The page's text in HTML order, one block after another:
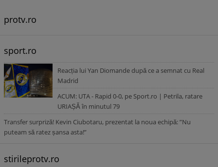
protv.ro
sport.ro
Reacția lui Yan Diomande după ce a semnat cu Real
Madrid
ACUM: UTA - Rapid 0-0, pe Sport.ro | Petrila, ratare
URIAȘĂ în minutul 79
Transfer surpriză! Kevin Ciubotaru, prezentat la noua echipă: ”Nu
puteam să ratez șansa asta!”
stirileprotv.ro